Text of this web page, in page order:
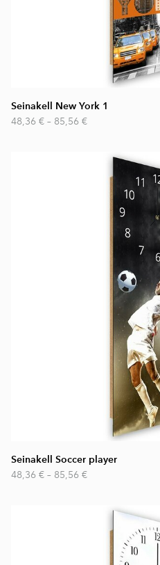
Seinakell New York 1
48,36 € – 85,56 €
Seinakell Soccer player
48,36 € – 85,56 €